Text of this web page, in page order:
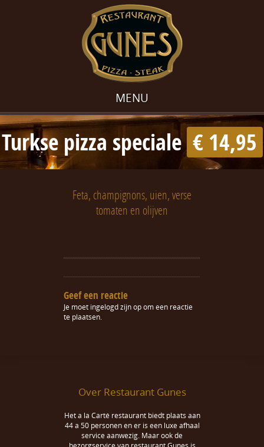
MENU
Turkse pizza speciale € 14,95
Feta, champignons, uien, verse
tomaten en olijven
Geef een reactie
Je moet ingelogd zijn opom een reactie
te plaatsen.
Over Restaurant Gunes
Het a la Carté restaurant biedt plaats aan
44 a 50 personen en er is een luxe afhaal
service aanwezig. Maar ook de